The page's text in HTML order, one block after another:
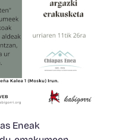
Eneak